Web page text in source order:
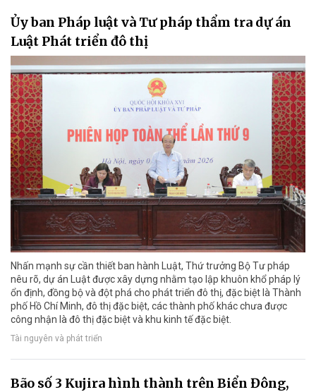
Ủy ban Pháp luật và Tư pháp thẩm tra dự án
Luật Phát triển đô thị
Nhấn mạnh sự cần thiết ban hành Luật, Thứ trưởng Bộ Tư pháp
nêu rõ, dự án Luật được xây dựng nhằm tạo lập khuôn khổ pháp lý
ổn định, đồng bộ và đột phá cho phát triển đô thị, đặc biệt là Thành
phố Hồ Chí Minh, đô thị đặc biệt, các thành phố khác chưa được
công nhận là đô thị đặc biệt và khu kinh tế đặc biệt.
Tài nguyên và phát triển
Bão số 3 Kujira hình thành trên Biển Đông,